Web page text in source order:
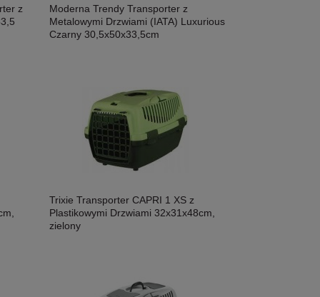
z
Moderna Trendy Transporter z
Metalowymi Drzwiami (IATA) Luxurious
Czarny 30,5x50x33,5cm
Trixie Transporter CAPRI 1 XS z
Plastikowymi Drzwiami 32x31x48cm,
zielony